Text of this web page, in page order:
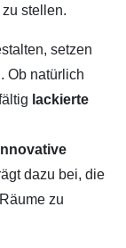
stellen.
setzen
Ob natürlich
lackierte
dazu bei, die
Räume zu